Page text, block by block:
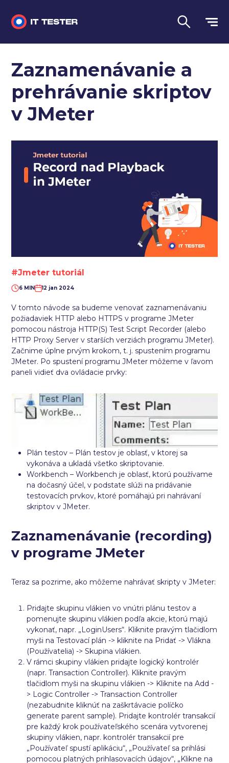
Automatizované testovanie
Slovník
Zaznamenávanie a
prehrávanie skriptov
v JMeter
#Jmeter tutoriál
6 MIN 12 jan 2024
V tomto návode sa budeme venovať zaznamenávaniu
požiadaviek HTTP alebo HTTPS v programe JMeter
pomocou nástroja HTTP(S) Test Script Recorder (alebo
HTTP Proxy Server v starších verziách programu JMeter).
Začnime úplne prvým krokom, t. j. spustením programu
JMeter. Po spustení programu JMeter môžeme v ľavom
paneli vidieť dva ovládacie prvky:
Plán testov – Plán testov je oblasť, v ktorej sa
vykonáva a ukladá všetko skriptovanie.
Workbench – Workbench je oblasť, ktorú používame
na dočasný účel, v podstate slúži na pridávanie
testovacích prvkov, ktoré pomáhajú pri nahrávaní
skriptov v JMeter.
Zaznamenávanie (recording)
v programe JMeter
Teraz sa pozrime, ako môžeme nahrávať skripty v JMeter:
Pridajte skupinu vlákien vo vnútri plánu testov a
pomenujte skupinu vlákien podľa akcie, ktorú majú
vykonať, napr. „LoginUsers“. Kliknite pravým tlačidlom
myši na Testovací plán -> kliknite na Pridať -> Vlákna
(Používatelia) -> Skupina vlákien.
V rámci skupiny vlákien pridajte logický kontrolér
(napr. Transaction Controller). Kliknite pravým
tlačidlom myši na skupinu vlákien -> Kliknite na Add -
> Logic Controller -> Transaction Controller
(nezabudnite kliknúť na zaškrtávacie políčko
generate parent sample). Pridajte kontrolér transakcií
pre každý krok používateľského scenára vytvorenej
skupiny vlákien, napr. kontrolér transakcií pre
„Používateľ spustí aplikáciu“, „Používateľ sa prihlási
pomocou platných prihlasovacích údajov“, „Klikne na